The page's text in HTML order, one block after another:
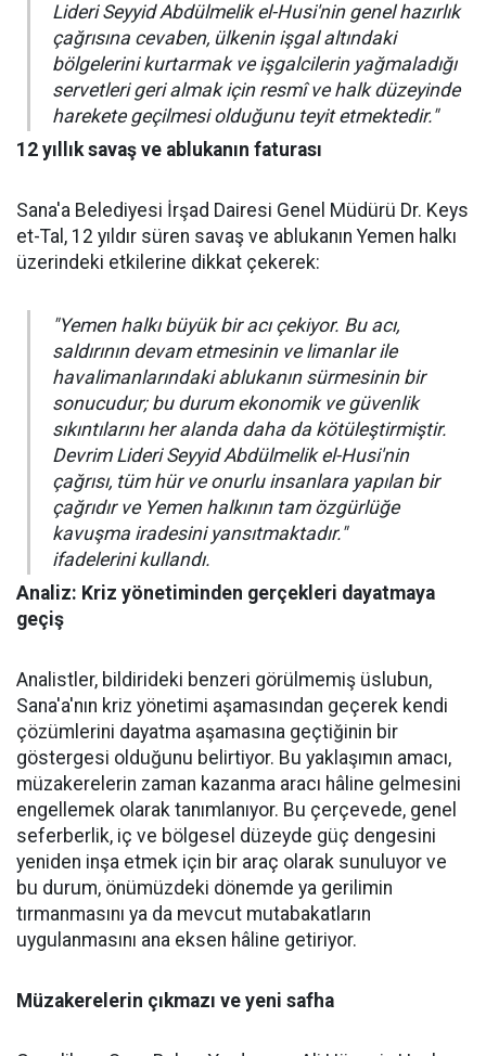
Lideri Seyyid Abdülmelik el-Husi'nin genel hazırlık
çağrısına cevaben, ülkenin işgal altındaki
bölgelerini kurtarmak ve işgalcilerin yağmaladığı
servetleri geri almak için resmî ve halk düzeyinde
harekete geçilmesi olduğunu teyit etmektedir."
12 yıllık savaş ve ablukanın faturası
Sana'a Belediyesi İrşad Dairesi Genel Müdürü Dr. Keys
et-Tal, 12 yıldır süren savaş ve ablukanın Yemen halkı
üzerindeki etkilerine dikkat çekerek:
"Yemen halkı büyük bir acı çekiyor. Bu acı,
saldırının devam etmesinin ve limanlar ile
havalimanlarındaki ablukanın sürmesinin bir
sonucudur; bu durum ekonomik ve güvenlik
sıkıntılarını her alanda daha da kötüleştirmiştir.
Devrim Lideri Seyyid Abdülmelik el-Husi'nin
çağrısı, tüm hür ve onurlu insanlara yapılan bir
çağrıdır ve Yemen halkının tam özgürlüğe
kavuşma iradesini yansıtmaktadır."
ifadelerini kullandı.
Analiz: Kriz yönetiminden gerçekleri dayatmaya
geçiş
Analistler, bildirideki benzeri görülmemiş üslubun,
Sana'a'nın kriz yönetimi aşamasından geçerek kendi
çözümlerini dayatma aşamasına geçtiğinin bir
göstergesi olduğunu belirtiyor. Bu yaklaşımın amacı,
müzakerelerin zaman kazanma aracı hâline gelmesini
engellemek olarak tanımlanıyor. Bu çerçevede, genel
seferberlik, iç ve bölgesel düzeyde güç dengesini
yeniden inşa etmek için bir araç olarak sunuluyor ve
bu durum, önümüzdeki dönemde ya gerilimin
tırmanmasını ya da mevcut mutabakatların
uygulanmasını ana eksen hâline getiriyor.
Müzakerelerin çıkmazı ve yeni safha